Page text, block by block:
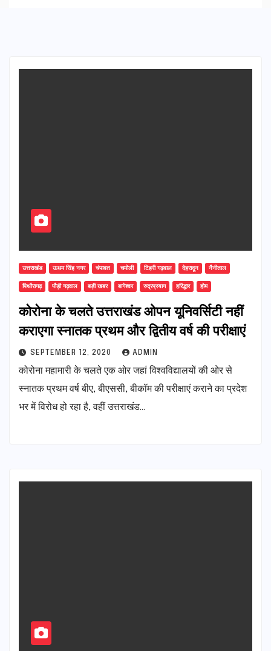
उत्तराखंड ऊधम सिंह नगर चंपावत चमोली टिहरी गढ़वाल देहरादून नैनीताल
पिथौरागढ़ पौड़ी गढ़वाल बड़ी खबर बागेश्वर रुद्रप्रयाग हरिद्धार होम
कोरोना के चलते उत्तराखंड ओपन यूनिवर्सिटी नहीं
कराएगा स्नातक प्रथम और द्वितीय वर्ष की परीक्षाएं
SEPTEMBER 12, 2020 ADMIN
कोरोना महामारी के चलते एक ओर जहां विश्वविद्यालयों की ओर से
स्नातक प्रथम वर्ष बीए, बीएससी, बीकॉम की परीक्षाएं कराने का प्रदेश
भर में विरोध हो रहा है, वहीं उत्तराखंड…